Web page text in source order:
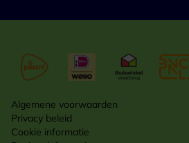
Algemene voorwaarden
Privacy beleid
Cookie informatie